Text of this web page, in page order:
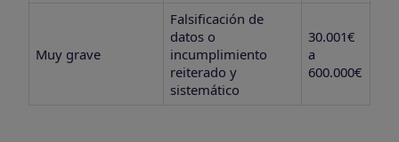
Muy grave
Falsificación de
datos o
incumplimiento
reiterado y
sistemático
30.001€
a
600.000€